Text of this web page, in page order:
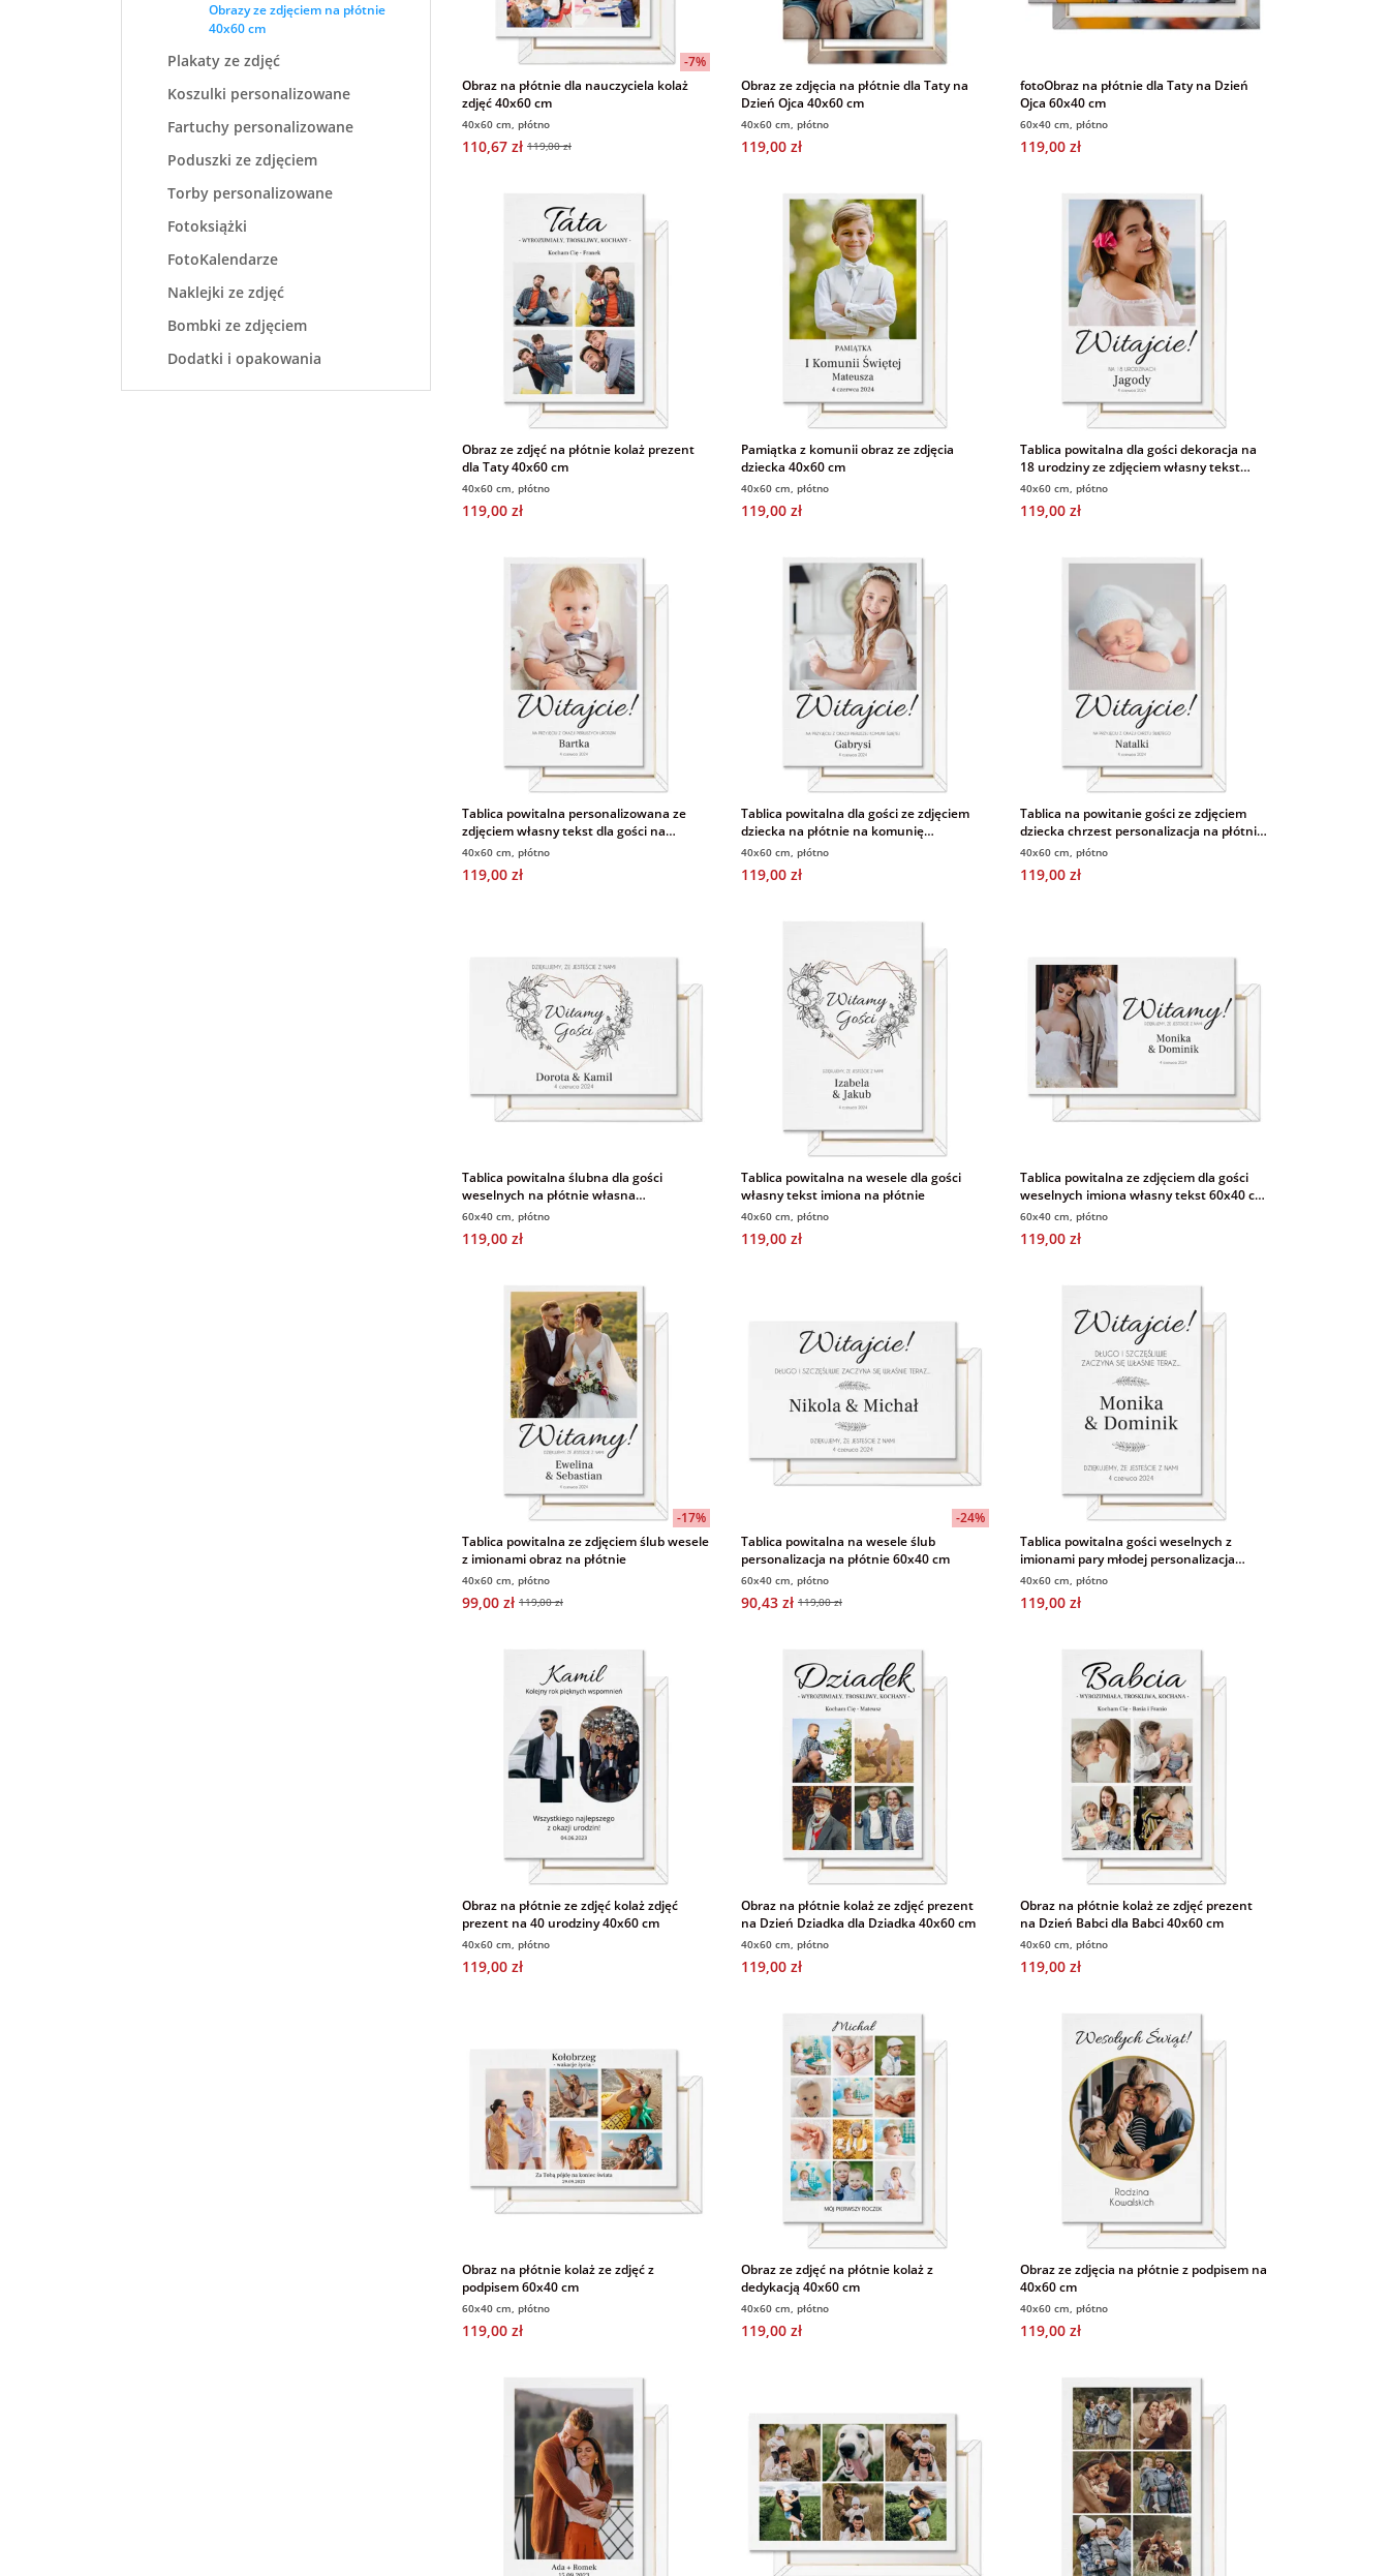
Obrazy ze zdjęciem na płótnie
40x60 cm
Plakaty ze zdjęć
Koszulki personalizowane
Fartuchy personalizowane
Poduszki ze zdjęciem
Torby personalizowane
Fotoksiążki
FotoKalendarze
Naklejki ze zdjęć
Bombki ze zdjęciem
Dodatki i opakowania
-7%
Obraz na płótnie dla nauczyciela kolaż
zdjęć 40x60 cm
40x60 cm, płótno
110,67 zł 119,00 zł
Obraz ze zdjęcia na płótnie dla Taty na
Dzień Ojca 40x60 cm
40x60 cm, płótno
119,00 zł
fotoObraz na płótnie dla Taty na Dzień
Ojca 60x40 cm
60x40 cm, płótno
119,00 zł
Obraz ze zdjęć na płótnie kolaż prezent
dla Taty 40x60 cm
40x60 cm, płótno
119,00 zł
Pamiątka z komunii obraz ze zdjęcia
dziecka 40x60 cm
40x60 cm, płótno
119,00 zł
Tablica powitalna dla gości dekoracja na
18 urodziny ze zdjęciem własny tekst
obraz na płótnie 40x60 cm
40x60 cm, płótno
119,00 zł
Tablica powitalna personalizowana ze
zdjęciem własny tekst dla gości na
urodziny obraz na płótnie 40x60 cm
40x60 cm, płótno
119,00 zł
Tablica powitalna dla gości ze zdjęciem
dziecka na płótnie na komunię
personalizowana 40x60 cm
40x60 cm, płótno
119,00 zł
Tablica na powitanie gości ze zdjęciem
dziecka chrzest personalizacja na płótnie
40x60 cm
40x60 cm, płótno
119,00 zł
Tablica powitalna ślubna dla gości
weselnych na płótnie własna
personalizacja 60x40 cm
60x40 cm, płótno
119,00 zł
Tablica powitalna na wesele dla gości
własny tekst imiona na płótnie
40x60 cm, płótno
119,00 zł
Tablica powitalna ze zdjęciem dla gości
weselnych imiona własny tekst 60x40 cm
na płótnie
60x40 cm, płótno
119,00 zł
-17%
Tablica powitalna ze zdjęciem ślub wesele
z imionami obraz na płótnie
40x60 cm, płótno
99,00 zł 119,00 zł
-24%
Tablica powitalna na wesele ślub
personalizacja na płótnie 60x40 cm
60x40 cm, płótno
90,43 zł 119,00 zł
Tablica powitalna gości weselnych z
imionami pary młodej personalizacja
40x60 obraz na płótnie
40x60 cm, płótno
119,00 zł
Obraz na płótnie ze zdjęć kolaż zdjęć
prezent na 40 urodziny 40x60 cm
40x60 cm, płótno
119,00 zł
Obraz na płótnie kolaż ze zdjęć prezent
na Dzień Dziadka dla Dziadka 40x60 cm
40x60 cm, płótno
119,00 zł
Obraz na płótnie kolaż ze zdjęć prezent
na Dzień Babci dla Babci 40x60 cm
40x60 cm, płótno
119,00 zł
Obraz na płótnie kolaż ze zdjęć z
podpisem 60x40 cm
60x40 cm, płótno
119,00 zł
Obraz ze zdjęć na płótnie kolaż z
dedykacją 40x60 cm
40x60 cm, płótno
119,00 zł
Obraz ze zdjęcia na płótnie z podpisem na
40x60 cm
40x60 cm, płótno
119,00 zł